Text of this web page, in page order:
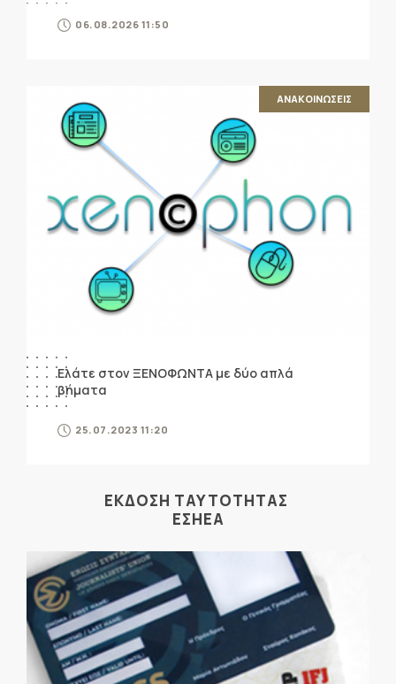
06.08.2026 11:50
ΑΝΑΚΟΙΝΩΣΕΙΣ
Ελάτε στον ΞΕΝΟΦΩΝΤΑ με δύο απλά
βήματα
25.07.2023 11:20
ΕΚΔΟΣΗ ΤΑΥΤΟΤΗΤΑΣ
ΕΣΗΕΑ